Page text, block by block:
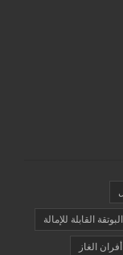
القابلة للإمالة
أفران الغاز